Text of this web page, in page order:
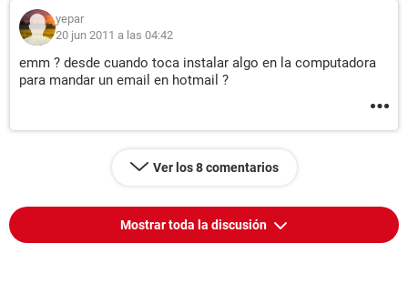
yepar
20 jun 2011 a las 04:42
emm ? desde cuando toca instalar algo en la computadora
para mandar un email en hotmail ?
Ver los 8 comentarios
Mostrar toda la discusión